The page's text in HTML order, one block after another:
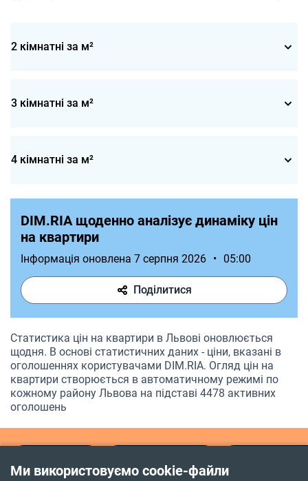
Ми використовуємо cookie-файли
2 кімнатні за м²
3 кімнатні за м²
4 кімнатні за м²
DIM.RIA щоденно аналізує динаміку цін
на квартири
Інформація оновлена 7 серпня 2026 • 05:00
Поділитися
Статистика цін на квартири в Львові оновлюється
щодня. В основі статистичних даних - ціни, вказані в
оголошеннях користувачами DIM.RIA. Огляд цін на
квартири створюється в автоматичному режимі по
кожному району Львова на підставі 4478 активних
оголошень